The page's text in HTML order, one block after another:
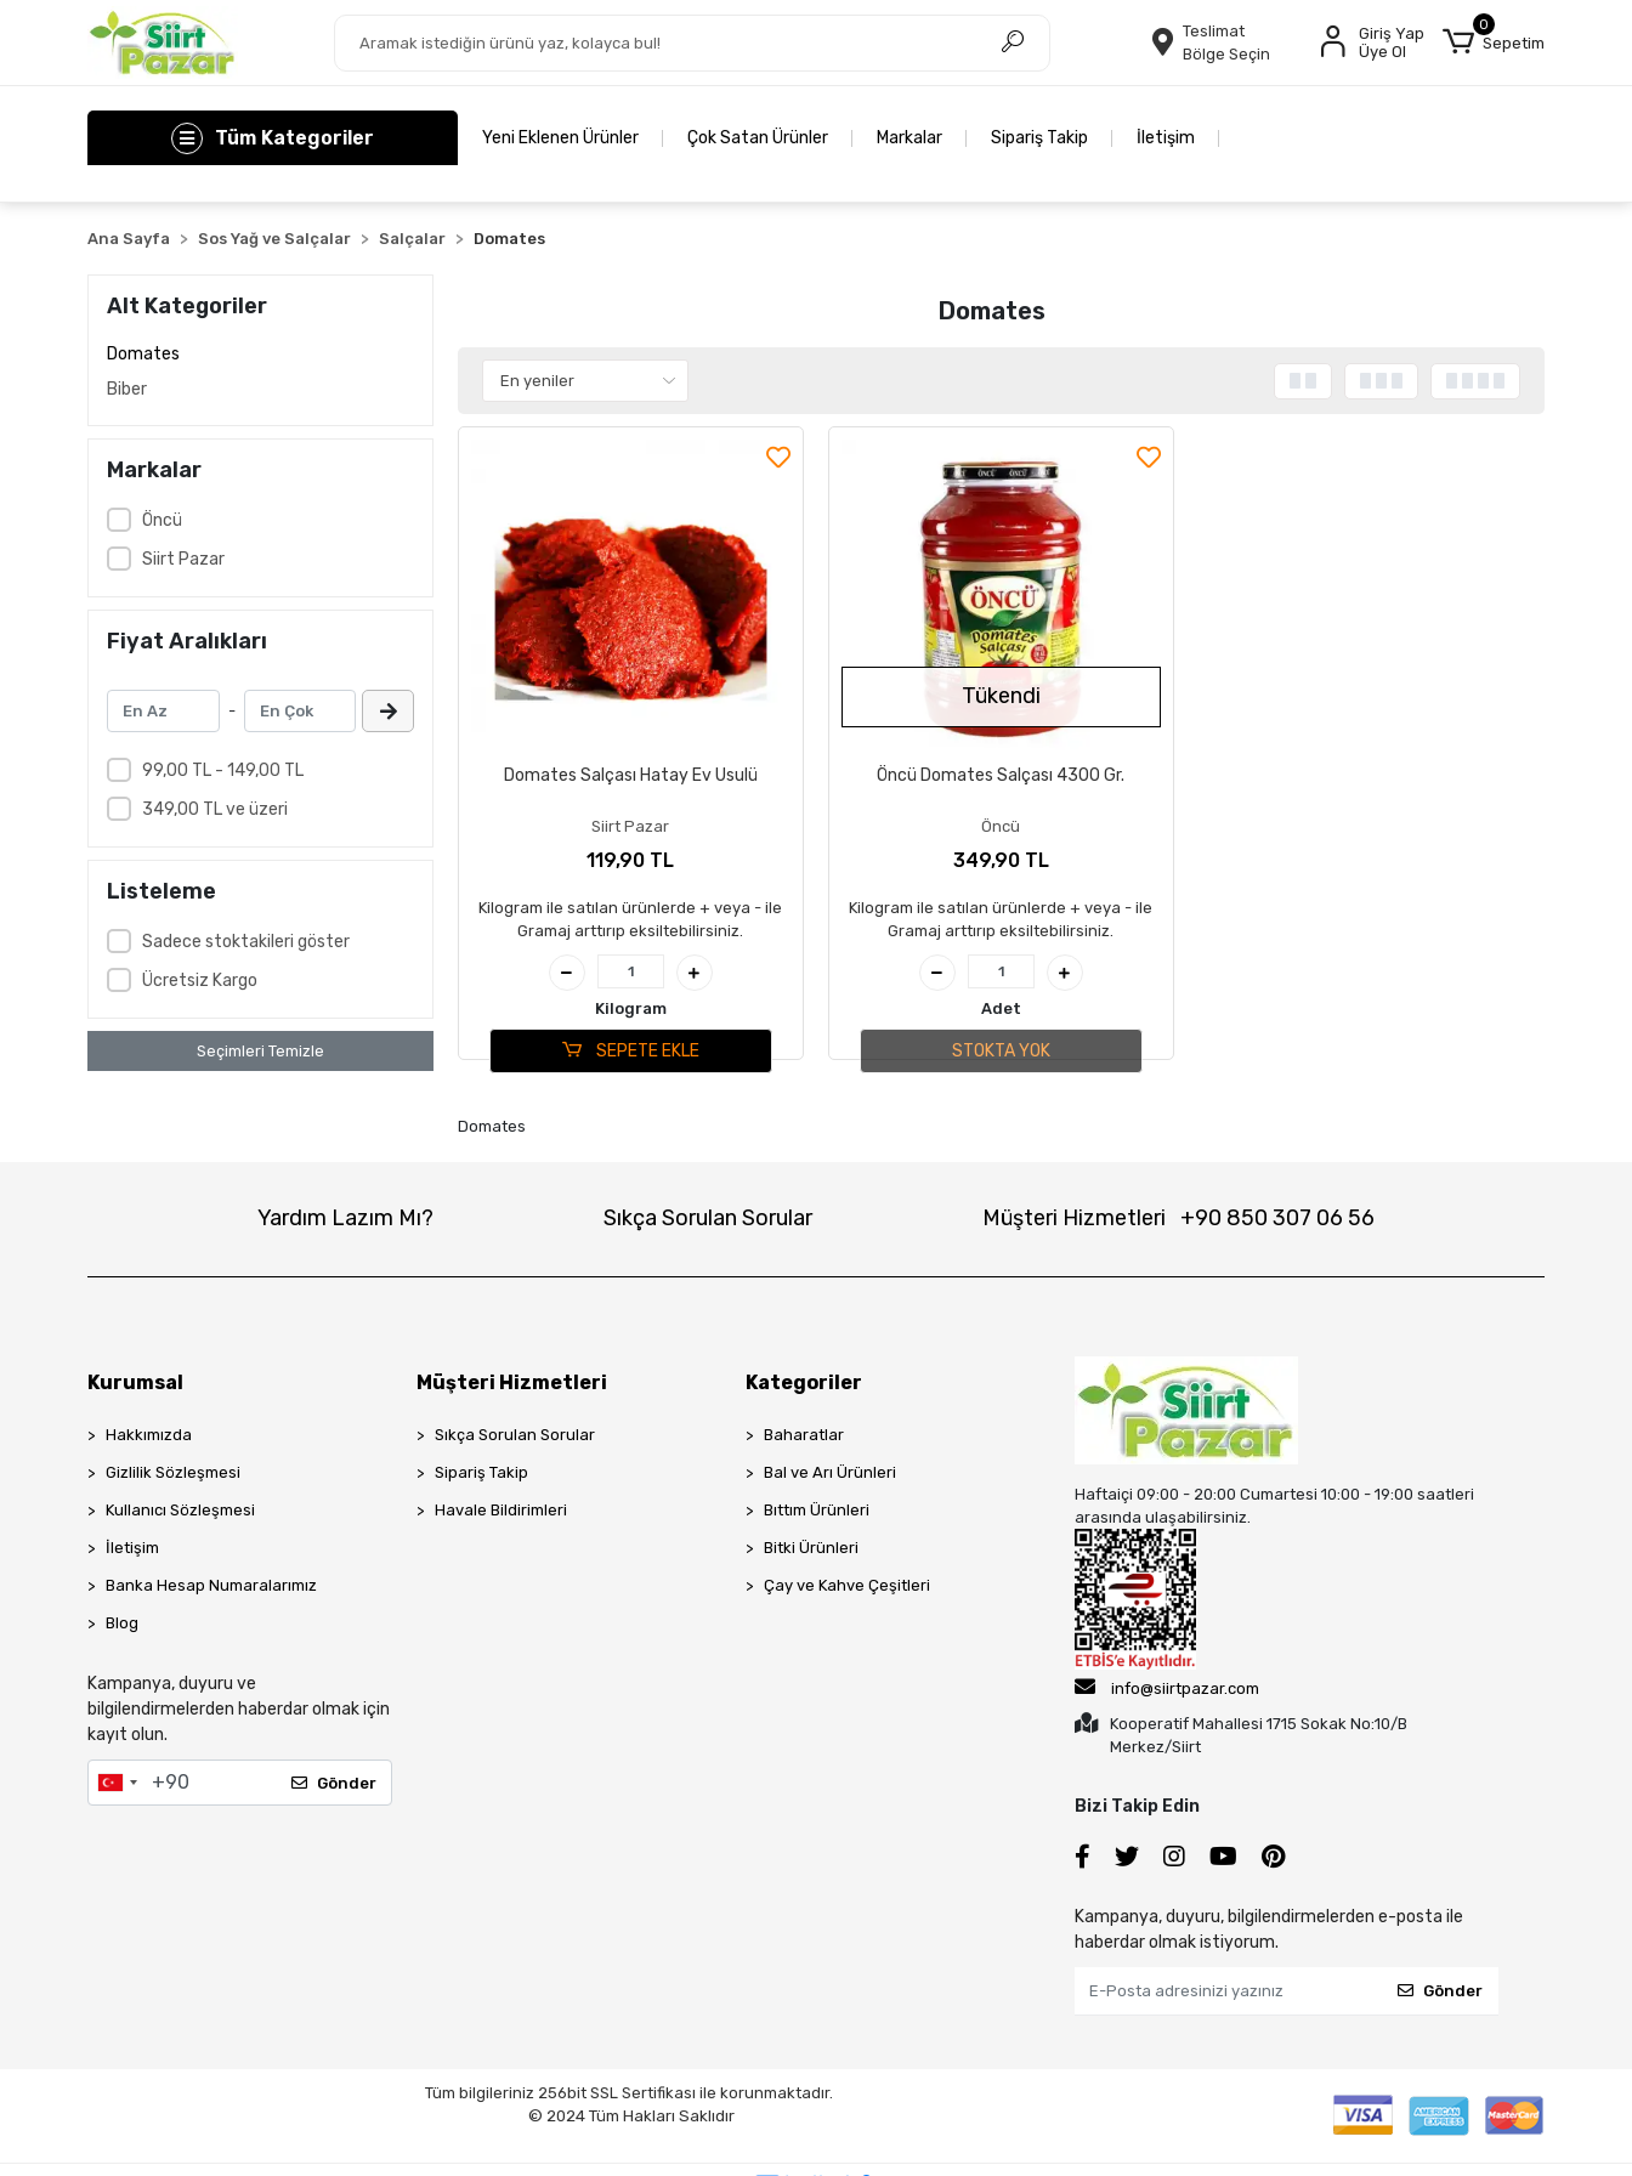
Teslimat
Bölge Seçin
Giriş Yap
Üye Ol
0
Sepetim
Tüm Kategoriler Yeni Eklenen Ürünler Çok Satan Ürünler Markalar Sipariş Takip İletişim
Ana Sayfa Sos Yağ ve Salçalar Salçalar Domates
Alt Kategoriler
Domates
Biber
Markalar
Öncü
Siirt Pazar
Fiyat Aralıkları
-
99,00 TL - 149,00 TL
349,00 TL ve üzeri
Listeleme
Sadece stoktakileri göster
Ücretsiz Kargo
Seçimleri Temizle
Domates
Domates Salçası Hatay Ev Usulü
Siirt Pazar
119,90 TL
Kilogram ile satılan ürünlerde + veya - ile
Gramaj arttırıp eksiltebilirsiniz.
Kilogram
SEPETE EKLE
Stokta Yok
Tükendi
Öncü Domates Salçası 4300 Gr.
Öncü
349,90 TL
Kilogram ile satılan ürünlerde + veya - ile
Gramaj arttırıp eksiltebilirsiniz.
Adet
STOKTA YOK
Domates
Yardım Lazım Mı? Sıkça Sorulan Sorular Müşteri Hizmetleri +90 850 307 06 56
Kurumsal
Hakkımızda
Gizlilik Sözleşmesi
Kullanıcı Sözleşmesi
İletişim
Banka Hesap Numaralarımız
Blog
Kampanya, duyuru ve
bilgilendirmelerden haberdar olmak için
kayıt olun.
Gönder
Müşteri Hizmetleri
Sıkça Sorulan Sorular
Sipariş Takip
Havale Bildirimleri
Kategoriler
Baharatlar
Bal ve Arı Ürünleri
Bıttım Ürünleri
Bitki Ürünleri
Çay ve Kahve Çeşitleri
Haftaiçi 09:00 - 20:00 Cumartesi 10:00 - 19:00 saatleri
arasında ulaşabilirsiniz.
info@siirtpazar.com
Kooperatif Mahallesi 1715 Sokak No:10/B
Merkez/Siirt
Bizi Takip Edin
Kampanya, duyuru, bilgilendirmelerden e-posta ile
haberdar olmak istiyorum.
Gönder
Tüm bilgileriniz 256bit SSL Sertifikası ile korunmaktadır.
© 2024 Tüm Hakları Saklıdır